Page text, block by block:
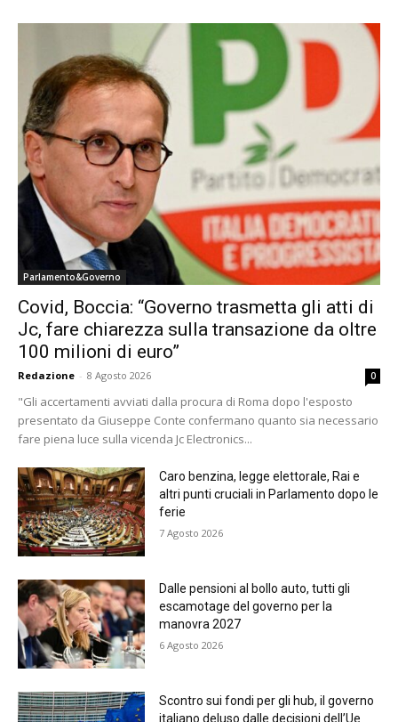
Parlamento&Governo
Covid, Boccia: “Governo trasmetta gli atti di
Jc, fare chiarezza sulla transazione da oltre
100 milioni di euro”
Redazione - 8 Agosto 2026 0
"Gli accertamenti avviati dalla procura di Roma dopo l'esposto
presentato da Giuseppe Conte confermano quanto sia necessario
fare piena luce sulla vicenda Jc Electronics...
Caro benzina, legge elettorale, Rai e
altri punti cruciali in Parlamento dopo le
ferie
7 Agosto 2026
Dalle pensioni al bollo auto, tutti gli
escamotage del governo per la
manovra 2027
6 Agosto 2026
Scontro sui fondi per gli hub, il governo
italiano deluso dalle decisioni dell’Ue